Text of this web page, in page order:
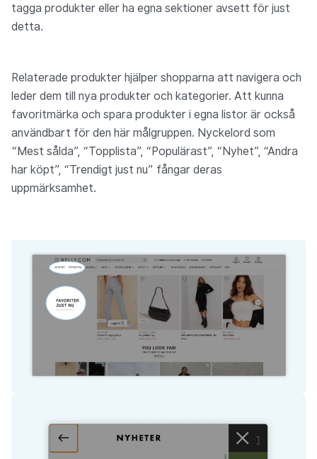
tagga produkter eller ha egna sektioner avsett för just
detta.
Relaterade produkter hjälper shopparna att navigera och
leder dem till nya produkter och kategorier. Att kunna
favoritmärka och spara produkter i egna listor är också
användbart för den här målgruppen. Nyckelord som
“Mest sålda”, “Topplista”, “Populärast”, “Nyhet”, “Andra
har köpt”, “Trendigt just nu” fångar deras
uppmärksamhet.